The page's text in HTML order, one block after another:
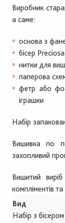
Виробник
а саме:
основа з
бісер
нитки для
паперова
фетр або
іграшки
Набір
Вишивка по
захопливий
Вишитий
компліментів
Вид
Набір з бісером